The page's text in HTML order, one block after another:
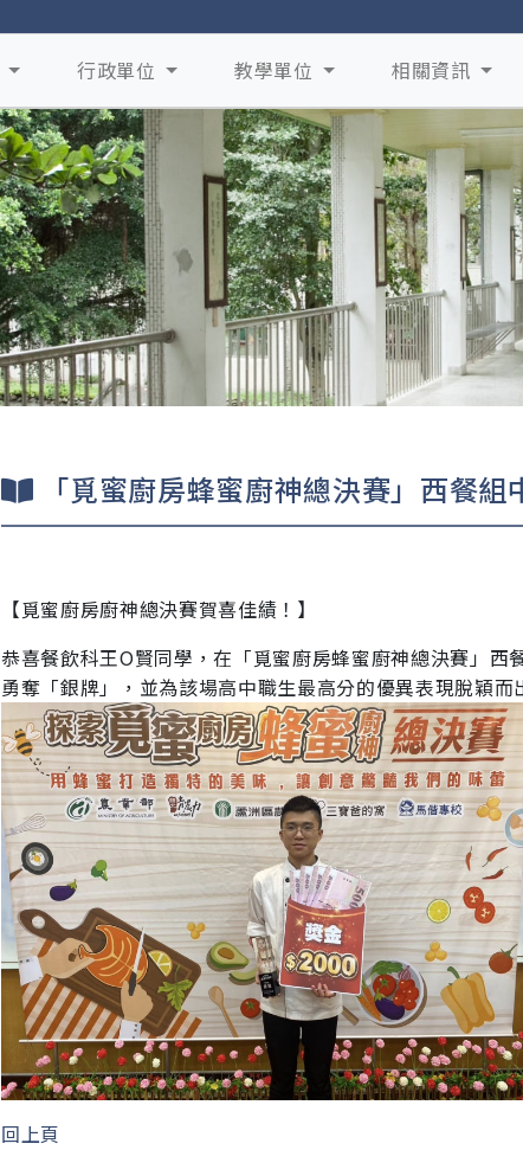
行政單位 教學單位 相關資訊
「覓蜜廚房蜂蜜廚神總決賽」西餐組
【覓蜜廚房廚神總決賽賀喜佳績！】
恭喜餐飲科王O賢同學，在「覓蜜廚房蜂蜜廚神總決賽」西
勇奪「銀牌」，並為該場高中職生最高分的優異表現脫穎而
回上頁